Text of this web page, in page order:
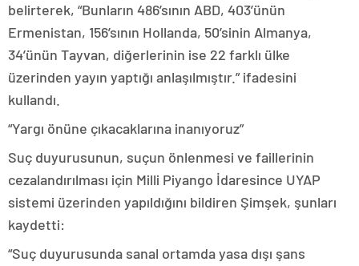
belirterek, “Bunların 486’sının ABD, 403’ünün
Ermenistan, 156’sının Hollanda, 50’sinin Almanya,
34’ünün Tayvan, diğerlerinin ise 22 farklı ülke
üzerinden yayın yaptığı anlaşılmıştır.” ifadesini
kullandı.
“Yargı önüne çıkacaklarına inanıyoruz”
Suç duyurusunun, suçun önlenmesi ve faillerinin
cezalandırılması için Milli Piyango İdaresince UYAP
sistemi üzerinden yapıldığını bildiren Şimşek, şunları
kaydetti:
“Suç duyurusunda sanal ortamda yasa dışı şans